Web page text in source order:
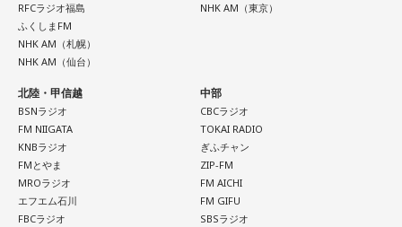
RFCラジオ福島
ふくしまFM
NHK AM（札幌）
NHK AM（仙台）
NHK AM（東京）
北陸・甲信越
BSNラジオ
FM NIIGATA
KNBラジオ
FMとやま
MROラジオ
エフエム石川
FBCラジオ
中部
CBCラジオ
TOKAI RADIO
ぎふチャン
ZIP-FM
FM AICHI
FM GIFU
SBSラジオ